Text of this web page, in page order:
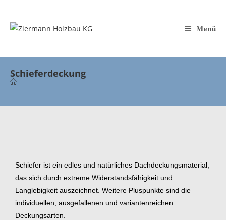
Menü
Schieferdeckung
Schiefer ist ein edles und natürliches Dachdeckungsmaterial,
das sich durch extreme Widerstandsfähigkeit und
Langlebigkeit auszeichnet. Weitere Pluspunkte sind die
individuellen, ausgefallenen und variantenreichen
Deckungsarten.